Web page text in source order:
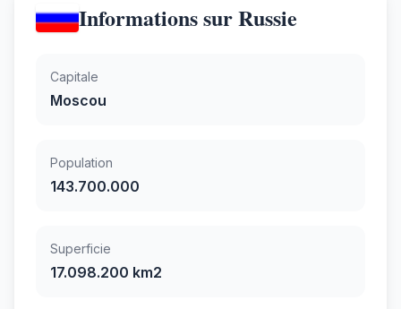
Informations sur Russie
Capitale
Moscou
Population
143.700.000
Superficie
17.098.200 km2